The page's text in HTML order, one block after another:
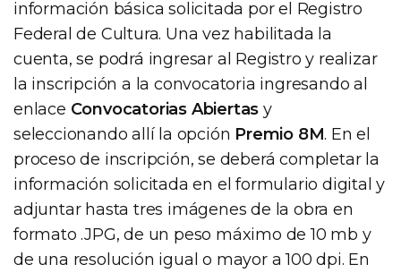
información básica solicitada por el Registro
Federal de Cultura. Una vez habilitada la
cuenta, se podrá ingresar al Registro y realizar
la inscripción a la convocatoria ingresando al
enlace Convocatorias Abiertas y
seleccionando allí la opción Premio 8M. En el
proceso de inscripción, se deberá completar la
información solicitada en el formulario digital y
adjuntar hasta tres imágenes de la obra en
formato .JPG, de un peso máximo de 10 mb y
de una resolución igual o mayor a 100 dpi. En